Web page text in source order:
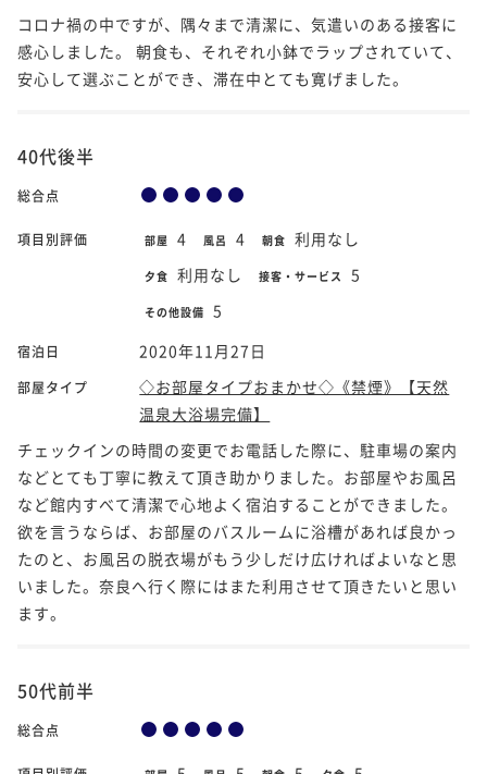
コロナ禍の中ですが、隅々まで清潔に、気遣いのある接客に
感心しました。 朝食も、それぞれ小鉢でラップされていて、
安心して選ぶことができ、滞在中とても寛げました。
40代後半
総合点
項目別評価 部屋 4 風呂 4 朝食 利用なし
夕食 利用なし 接客・サービス 5
その他設備 5
宿泊日 2020年11月27日
部屋タイプ
◇お部屋タイプおまかせ◇《禁煙》【天然
温泉大浴場完備】
チェックインの時間の変更でお電話した際に、駐車場の案内
などとても丁寧に教えて頂き助かりました。お部屋やお風呂
など館内すべて清潔で心地よく宿泊することができました。
欲を言うならば、お部屋のバスルームに浴槽があれば良かっ
たのと、お風呂の脱衣場がもう少しだけ広ければよいなと思
いました。奈良へ行く際にはまた利用させて頂きたいと思い
ます。
50代前半
総合点